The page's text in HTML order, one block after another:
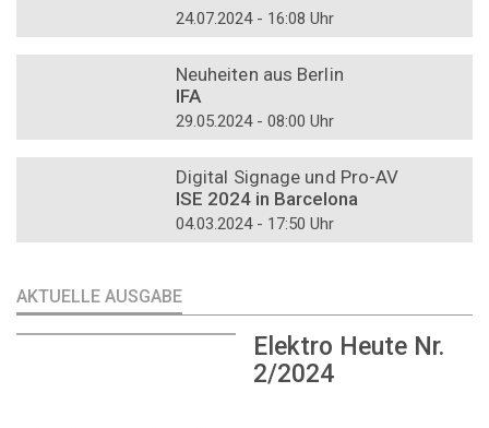
24.07.2024 - 16:08 Uhr
Neuheiten aus Berlin
IFA
29.05.2024 - 08:00 Uhr
Digital Signage und Pro-AV
ISE 2024 in Barcelona
04.03.2024 - 17:50 Uhr
AKTUELLE AUSGABE
Elektro Heute Nr.
2/2024